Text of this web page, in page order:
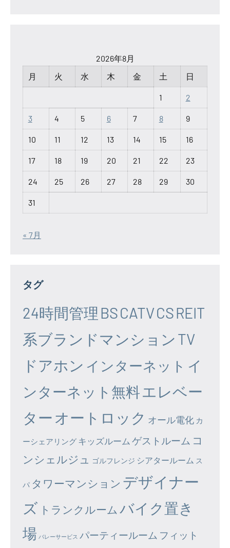
2026年8月
月
火 水 木 金 土 日
1 2
3 4 5 6 7 8 9
10 11 12 13 14 15 16
17 18 19 20 21 22 23
24 25 26 27 28 29 30
31
« 7月
タグ
24時間管理 BSCATVCSREIT
系ブランドマンション TV
ドアホン インターネット イ
ンターネット無料エレベー
ター オートロック オール電化 カ
ーシェアリング キッズルーム ゲストルーム コ
ンシェルジュ
ゴルフレンジ シアタールーム ス
パ タワーマンション デザイナー
ズ トランクルーム バイク置き
場 バレーサービス パーティールーム フィット